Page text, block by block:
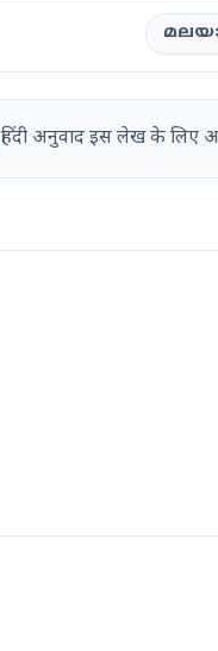
हिंदी अनुवाद इस लेख के लिए